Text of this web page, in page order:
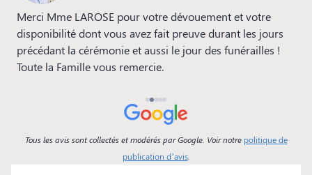
Merci Mme LAROSE pour votre dévouement et votre
disponibilité dont vous avez fait preuve durant les jours
précédant la cérémonie et aussi le jour des funérailles !
Toute la Famille vous remercie.
Tous les avis sont collectés et modérés par Google. Voir notre politique de
publication d’avis.